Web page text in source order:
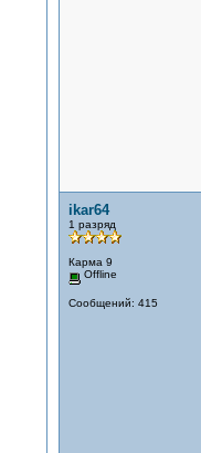
ikar64
1 разряд
Карма 9
Offline
Сообщений: 415